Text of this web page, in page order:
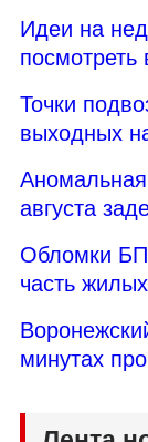
Идеи на
посмотреть
Точки
выходных
августа
Обломки
часть
минутах